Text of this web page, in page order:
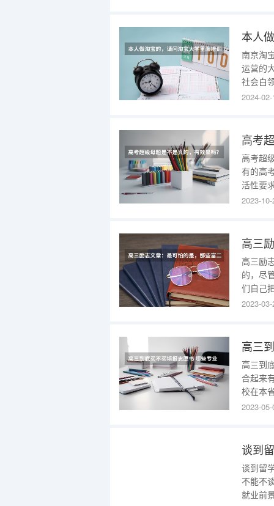
南京淘
运营的
社会白
大学联
全国最
2024-
高考超
有的高
活性要
题，不
学高考
2023-
高三励
的，尽
们自己
想的高
代”，
2023-
高三
高三到
合起来
校在本
今年这
种形式
2023-
谈到留
不能不
就业前